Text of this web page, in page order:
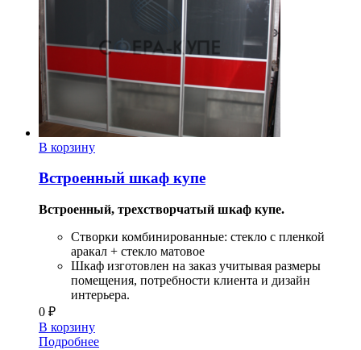
В корзину
Встроенный шкаф купе
Встроенный, трехстворчатый шкаф купе.
Створки комбинированные: стекло с пленкой
аракал + стекло матовое
Шкаф изготовлен на заказ учитывая размеры
помещения, потребности клиента и дизайн
интерьера.
0 ₽
В корзину
Подробнее